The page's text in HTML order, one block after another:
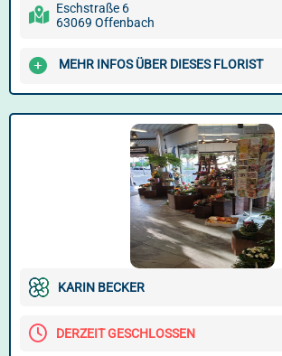
Eschstraße 6
63069 Offenbach
MEHR INFOS ÜBER DIESES FLORIST
KARIN BECKER
DERZEIT GESCHLOSSEN